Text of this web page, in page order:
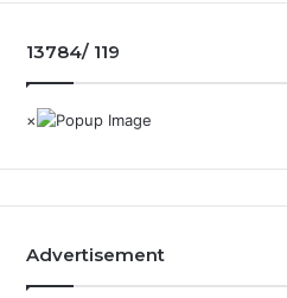
13784/ 119
Advertisement